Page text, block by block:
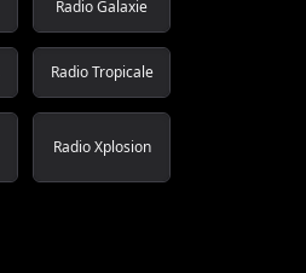
Radio Galaxie
Radio Tropicale
Radio Xplosion